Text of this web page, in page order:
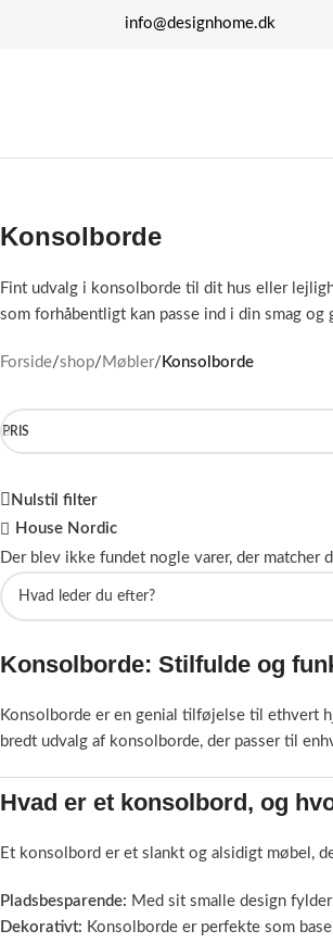
info@designhome.dk
Konsolborde
Fint udvalg i konsolborde til dit hus eller
som forhåbentligt kan passe ind i din smag
Forside/shop/ Møbler/ Konsolborde
PRIS
Nulstil filter
House Nordic
Der blev ikke fundet nogle varer, der matcher
Konsolborde: Stilfulde og
Konsolborde er en genial tilføjelse til ethvert
bredt udvalg af konsolborde, der passer til
Hvad er et konsolbord, og
Et konsolbord er et slankt og alsidigt møbel,
Pladsbesparende: Med sit smalle design
Dekorativt: Konsolborde er perfekte som